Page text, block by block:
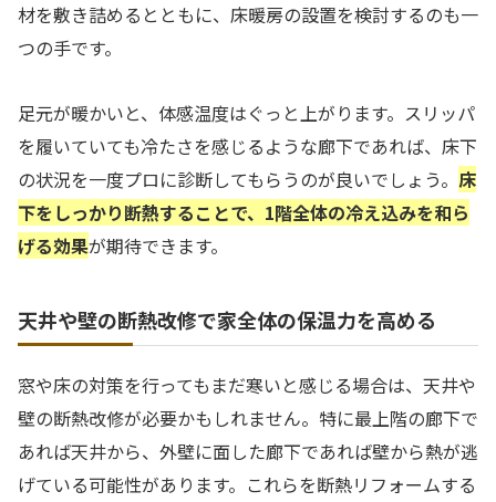
材を敷き詰めるとともに、床暖房の設置を検討するのも一
つの手です。
足元が暖かいと、体感温度はぐっと上がります。スリッパ
を履いていても冷たさを感じるような廊下であれば、床下
の状況を一度プロに診断してもらうのが良いでしょう。 床
下をしっかり断熱することで、1階全体の冷え込みを和ら
げる効果が期待できます。
天井や壁の断熱改修で家全体の保温力を高める
窓や床の対策を行ってもまだ寒いと感じる場合は、天井や
壁の断熱改修が必要かもしれません。特に最上階の廊下で
あれば天井から、外壁に面した廊下であれば壁から熱が逃
げている可能性があります。これらを断熱リフォームする